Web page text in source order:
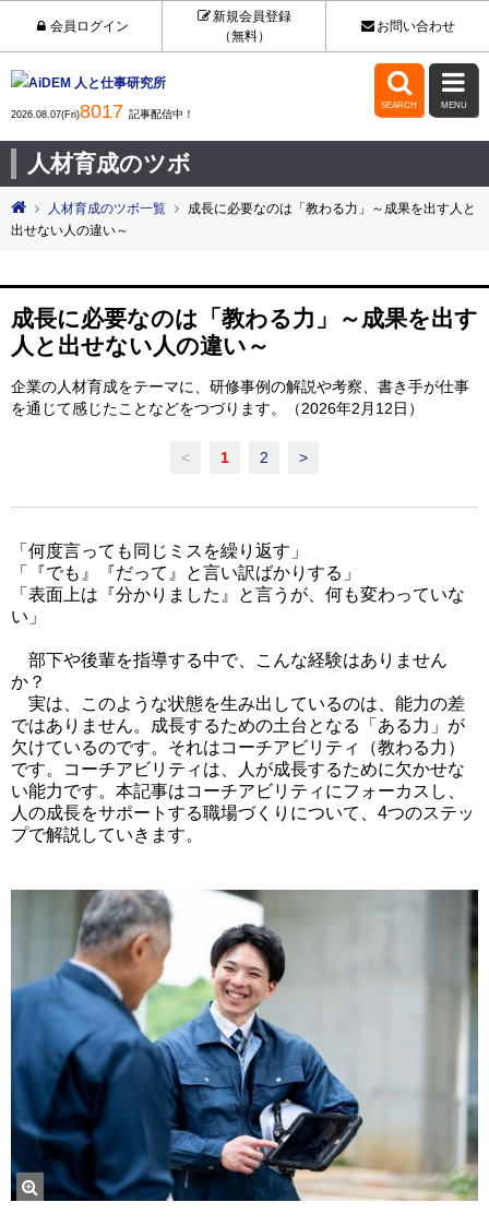
会員ログイン
新規会員登録
（無料）
お問い合わせ
2026.08.07(Fri)8017 記事配信中！

SEARCH

MENU
人材育成のツボ
人材育成のツボ一覧
成長に必要なのは「教わる力」～成果を出す人と
出せない人の違い～
成長に必要なのは「教わる力」～成果を出す
人と出せない人の違い～
企業の人材育成をテーマに、研修事例の解説や考察、書き手が仕事
を通じて感じたことなどをつづります。（2026年2月12日）
< 1 2 >
「何度言っても同じミスを繰り返す」
「『でも』『だって』と言い訳ばかりする」
「表面上は『分かりました』と言うが、何も変わっていな
い」
部下や後輩を指導する中で、こんな経験はありません
か？
実は、このような状態を生み出しているのは、能力の差
ではありません。成長するための土台となる「ある力」が
欠けているのです。それはコーチアビリティ（教わる力）
です。コーチアビリティは、人が成長するために欠かせな
い能力です。本記事はコーチアビリティにフォーカスし、
人の成長をサポートする職場づくりについて、4つのステッ
プで解説していきます。